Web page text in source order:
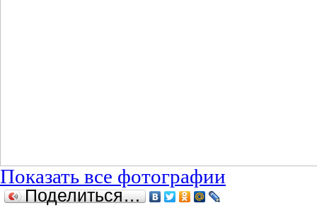
Показать все фотографии
Поделиться…